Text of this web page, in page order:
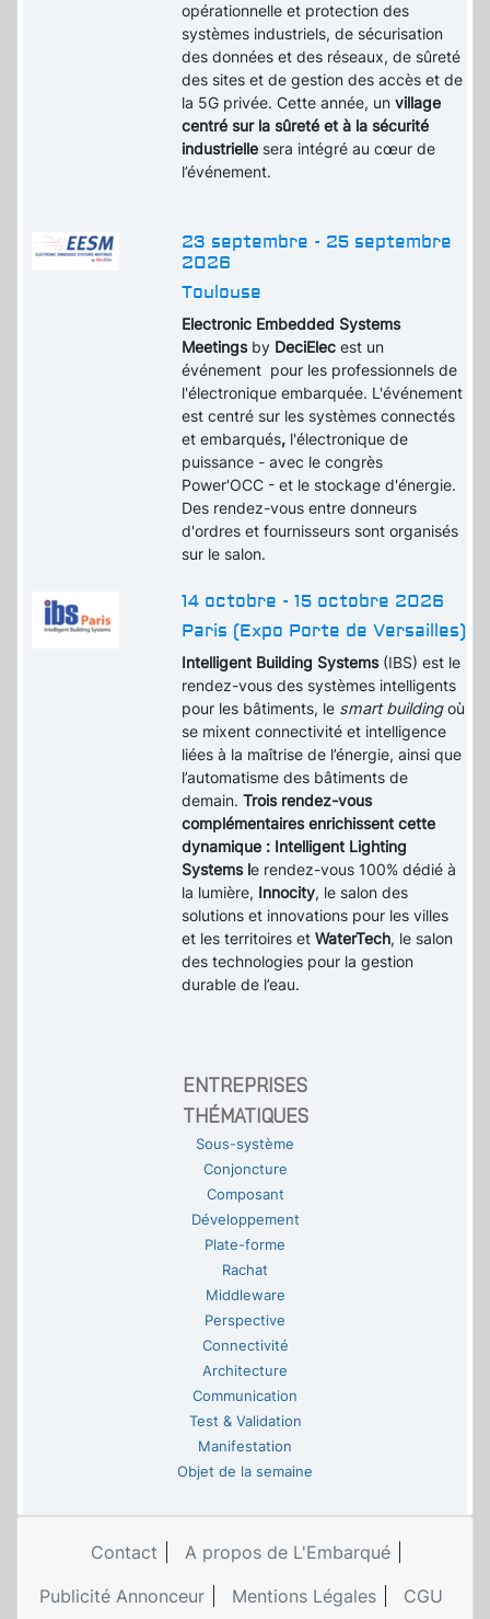
opérationnelle et protection des
systèmes industriels, de sécurisation
des données et des réseaux, de sûreté
des sites et de gestion des accès et de
la 5G privée. Cette année, unvillage
centré sur la sûreté et à la sécurité
industrielle sera intégré au cœur de
l’événement.
23 septembre - 25 septembre
2026
Toulouse
Electronic Embedded Systems
Meetingsby DeciElecest un
événement pour les professionnels de
l'électronique embarquée. L'événement
est centré sur les systèmes connectés
et embarqués, l'électronique de
puissance - avec le congrès
Power'OCC - et le stockage d'énergie.
Des rendez-vous entre donneurs
d'ordres et fournisseurs sont organisés
sur le salon.
14 octobre - 15 octobre 2026
Paris (Expo Porte de Versailles)
Intelligent Building Systems(IBS) est le
rendez-vous des systèmes intelligents
pour les bâtiments, le smart buildingoù
se mixent connectivité et intelligence
liées à la maîtrise de l’énergie, ainsi que
l’automatisme des bâtiments de
demain.Trois rendez-vous
complémentaires enrichissent cette
dynamique : Intelligent Lighting
Systems le rendez-vous 100% dédié à
la lumière, Innocity, le salon des
solutions et innovations pour les villes
et les territoires etWaterTech, le salon
des technologies pour la gestion
durable de l’eau.
ENTREPRISES
THÉMATIQUES
Sous-système
Conjoncture
Composant
Développement
Plate-forme
Rachat
Middleware
Perspective
Connectivité
Architecture
Communication
Test & Validation
Manifestation
Objet de la semaine
Contact
A propos de L'Embarqué
Publicité Annonceur
Mentions Légales CGU